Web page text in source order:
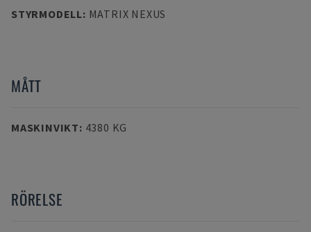
STYRMODELL: MATRIX NEXUS
MÅTT
MASKINVIKT: 4380 KG
RÖRELSE